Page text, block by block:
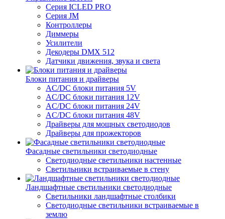
Серия ICLED PRO
Серия JM
Контроллеры
Диммеры
Усилители
Декодеры DMX 512
Датчики движения, звука и света
Блоки питания и драйверы
AC/DC блоки питания 5V
AC/DC блоки питания 12V
AC/DC блоки питания 24V
AC/DC блоки питания 48V
Драйверы для мощных светодиодов
Драйверы для прожекторов
Фасадные светильники светодиодные
Светодиодные светильники настенные
Светильники встраиваемые в стену
Ландшафтные светильники светодиодные
Светильники ландшафтные столбики
Светодиодные светильники встраиваемые в
землю